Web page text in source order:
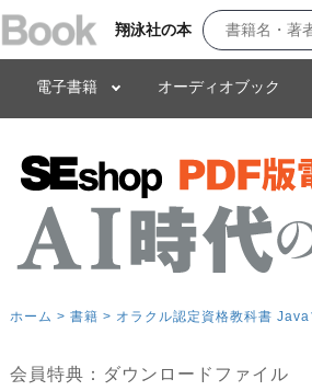
翔泳社の本
電子書籍 オーディオブック
ホーム > 書籍 > オラクル認定資格教科書
会員特典：ダウンロードファイル